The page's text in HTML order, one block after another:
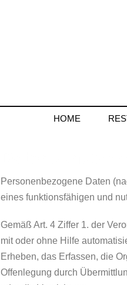
HOME
Personenbezogene Daten
eines funktionsfähigen und
Gemäß Art. 4 Ziffer 1. der
mit oder ohne Hilfe
Erheben, das Erfassen, die
Offenlegung durch